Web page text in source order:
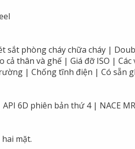
sắt phòng cháy chữa cháy |
thân và ghế | Giá đỡ ISO | Các
| Chống tĩnh điện | Có sẵn
6D phiên bản thứ 4 | NACE
mặt.